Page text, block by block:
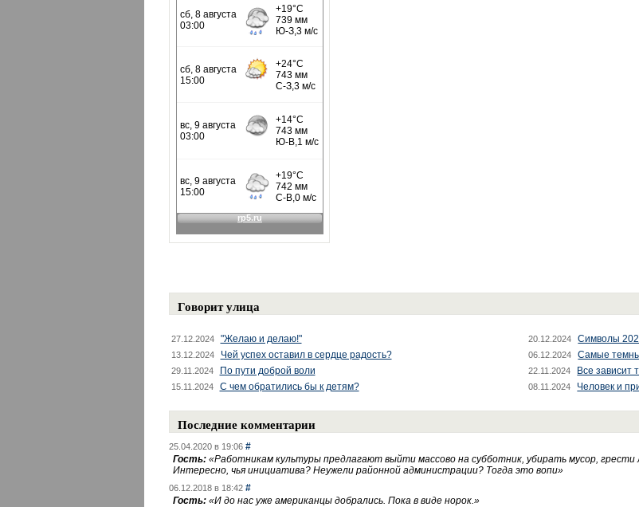
Говорит улица
27.12.2024 "Желаю и делаю!" 20.12.2024 Символы
13.12.2024 Чей успех оставил в сердце радость? 06.12.2024 Самые
29.11.2024 По пути доброй воли 22.11.2024 Все зависит
15.11.2024 С чем обратились бы к детям? 08.11.2024 Человек и
Последние комментарии
25.04.2020 в 19:06 #
Гость: «Работникам культуры предлагают выйти массово на субботник, убирать мусор,
Интересно, чья инициатива? Неужели районной администрации? Тогда это вопи»
06.12.2018 в 18:42 #
Гость: «И до нас уже американцы добрались. Пока в виде норок.»